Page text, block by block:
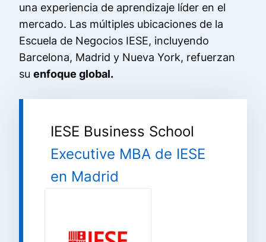
una experiencia de aprendizaje líder en el
mercado. Las múltiples ubicaciones de la
Escuela de Negocios IESE, incluyendo
Barcelona, Madrid y Nueva York, refuerzan
su enfoque global.
IESE Business School
Executive MBA de IESE
en Madrid